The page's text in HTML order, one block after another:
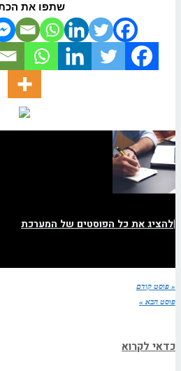
שתפו את
|להציג את כל הפוסטים של המערכת
« פוסט קודם
פוסט הבא »
כדאי לקרוא